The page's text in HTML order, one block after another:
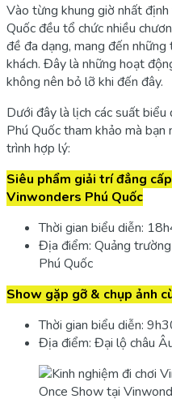
Vào từng khung giờ nhất
Quốc đều tổ chức nhiều
đề đa dạng, mang đến
khách. Đây là những hoạt
không nên bỏ lỡ khi đến đây.
Dưới đây là lịch các suất
Phú Quốc tham khảo mà
trình hợp lý:
Siêu phẩm giải trí đẳng
Vinwonders Phú Quốc
Thời gian biểu diễn:
Địa điểm: Quảng
Phú Quốc
Show gặp gỡ & chụp ảnh
Thời gian biểu diễn:
Địa điểm: Đại lộ châu
Once Show tại